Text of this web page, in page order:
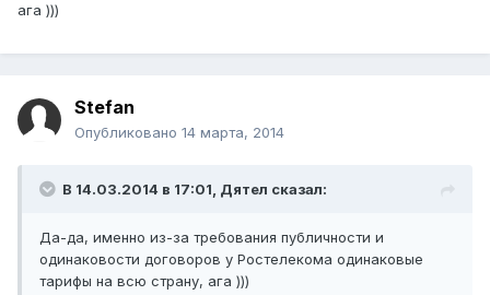
ага )))
Stefan
Опубликовано 14 марта, 2014
В 14.03.2014 в 17:01, Дятел сказал:
Да-да, именно из-за требования публичности и
одинаковости договоров у Ростелекома одинаковые
тарифы на всю страну, ага )))